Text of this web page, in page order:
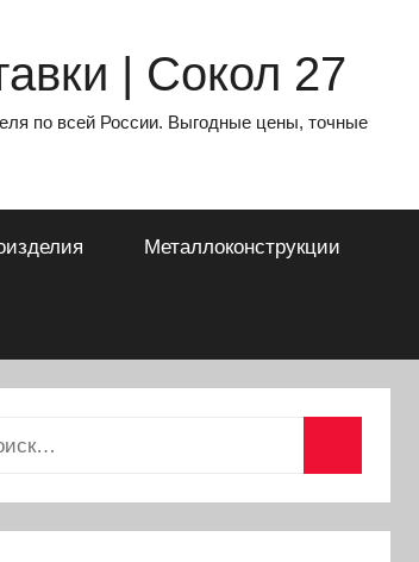
| Сокол 27
по всей России. Выгодные цены, точные
Металлоконструкции